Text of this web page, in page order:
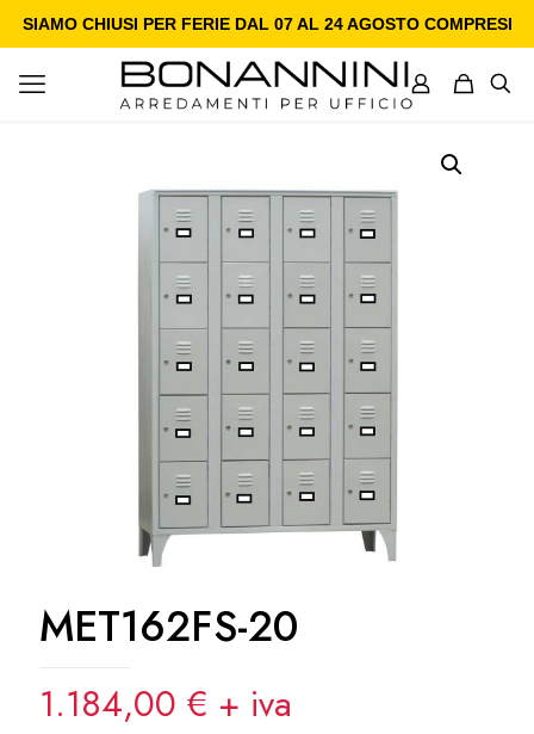
SIAMO CHIUSI PER FERIE DAL 07 AL 24 AGOSTO COMPRESI
MET162FS-20
1.184,00 € + iva